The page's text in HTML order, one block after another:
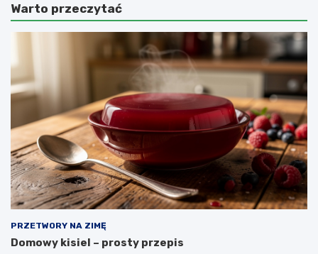
Warto przeczytać
PRZETWORY NA ZIMĘ
Domowy kisiel – prosty przepis